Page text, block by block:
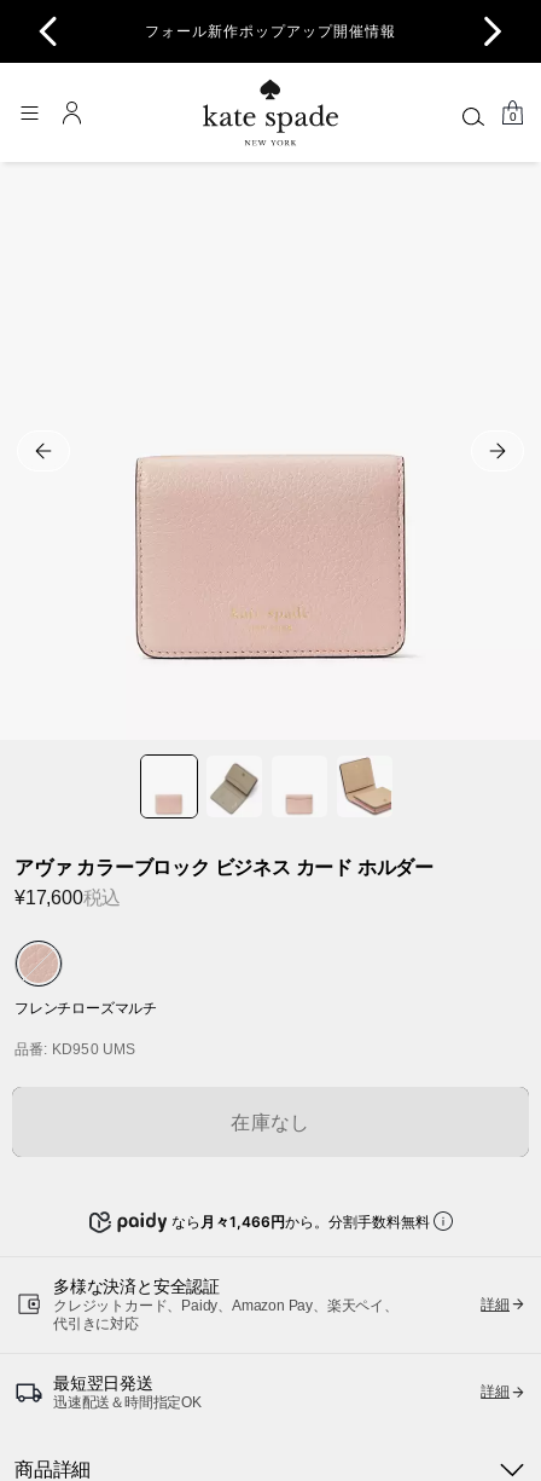
フォール新作ポップアップ開催情報
0
アヴァ カラーブロック ビジネス カード ホルダー
¥17,600税込
フレンチローズマルチ
品番: KD950 UMS
在庫なし
なら 月々1,466円から。分割手数料無料
多様な決済と安全認証
クレジットカード、Paidy、Amazon Pay、楽天ペイ、
代引きに対応
詳細
最短翌日発送
迅速配送＆時間指定OK
詳細
商品詳細